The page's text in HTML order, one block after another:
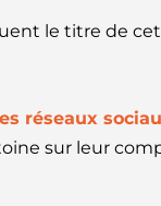
le titre de
réseaux
sur leur